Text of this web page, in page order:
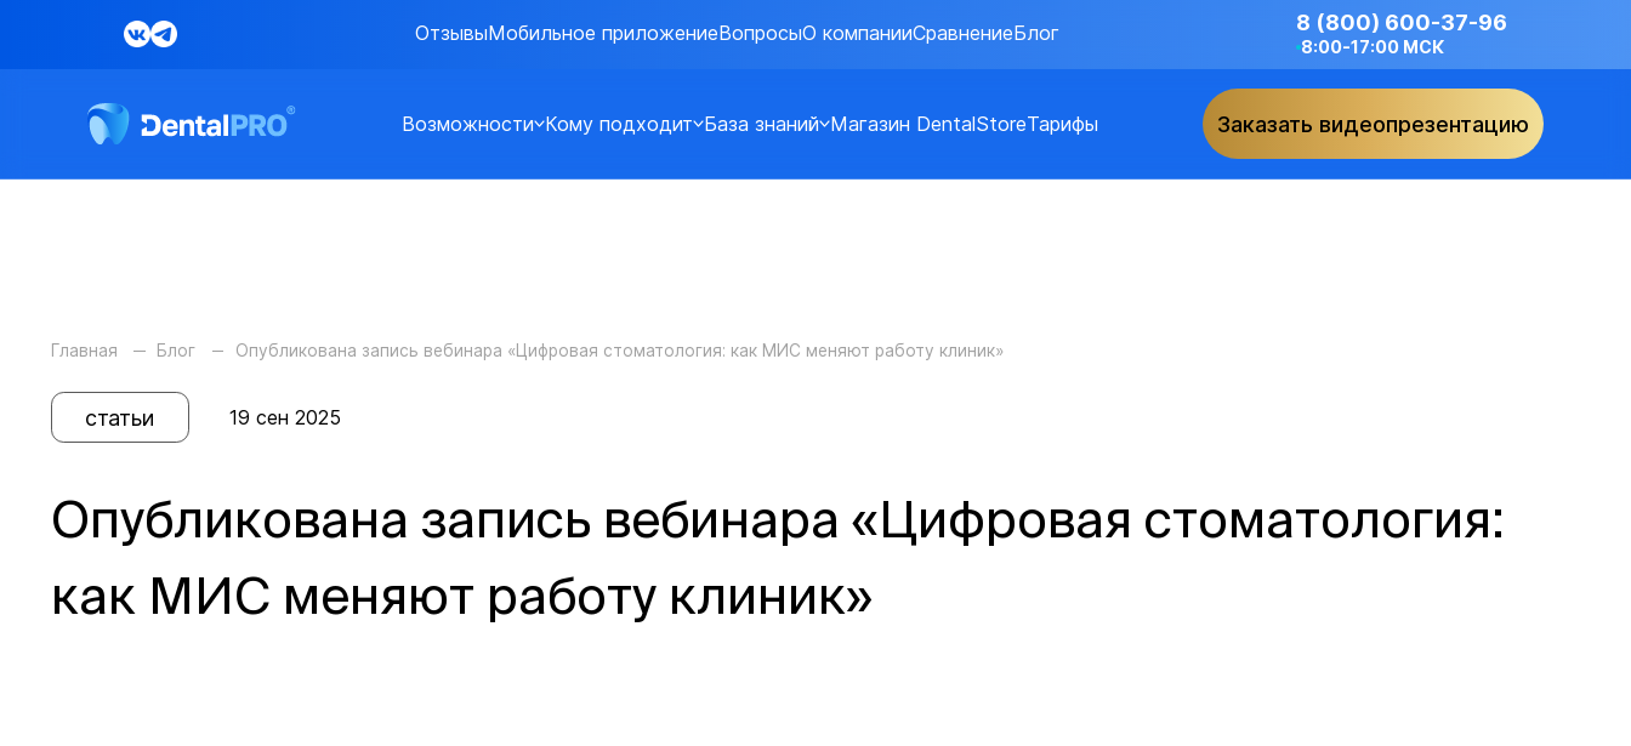
ОтзывыМобильное приложениеВопросыО компанииСравнениеБлог 8 (800) 600-37-96
8:00-17:00 МСК
Возможности Кому подходит База знаний Магазин DentalStoreТарифы Заказать видеопрезентацию
Главная Блог Опубликована запись вебинара «Цифровая стоматология: как МИС меняют работу клиник»
статьи 19 сен 2025
Опубликована запись вебинара «Цифровая стоматология:
как МИС меняют работу клиник»